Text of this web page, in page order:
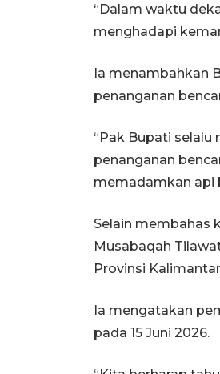
“Dalam waktu
menghadapi
Ia menambahkan
penanganan
“Pak Bupati selalu
penanganan
memadamkan api
Selain membahas
Musabaqah
Provinsi
Ia mengatakan
pada 15 Juni 2026.